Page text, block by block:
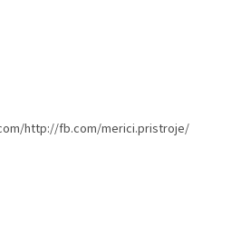
http://fb.com/merici.pristroje/